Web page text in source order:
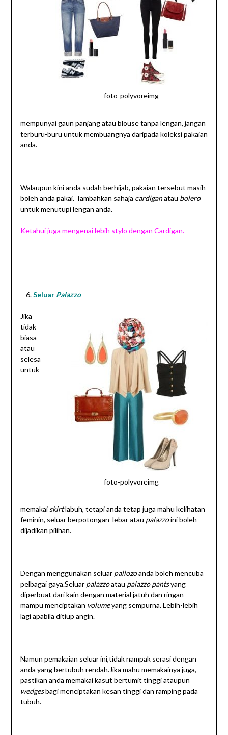
foto-polyvoreimg
mempunyai gaun panjang atau blouse tanpa lengan, jangan
terburu-buru untuk membuangnya daripada koleksi pakaian
anda.
Walaupun kini anda sudah berhijab, pakaian tersebut masih
boleh anda pakai. Tambahkan sahaja cardiganatau bolero
untuk menutupi lengan anda.
Ketahui juga mengenai lebih stylo dengan Cardigan.
Seluar Palazzo
foto-polyvoreimg
Jika
tidak
biasa
atau
selesa
untuk
memakai skirtlabuh, tetapi anda tetap juga mahu kelihatan
feminin, seluar berpotongan lebar atau palazzoini boleh
dijadikan pilihan.
Dengan menggunakan seluar pallozoanda boleh mencuba
pelbagai gaya.Seluar palazzoatau palazzo pantsyang
diperbuat dari kain dengan material jatuh dan ringan
mampu menciptakan volumeyang sempurna. Lebih-lebih
lagi apabila ditiup angin.
Namun pemakaian seluar ini,tidak nampak serasi dengan
anda yang bertubuh rendah.Jika mahu memakainya juga,
pastikan anda memakai kasut bertumit tinggi ataupun
wedgesbagi menciptakan kesan tinggi dan ramping pada
tubuh.